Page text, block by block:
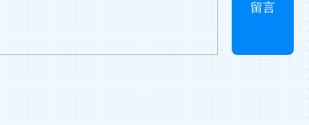
留言